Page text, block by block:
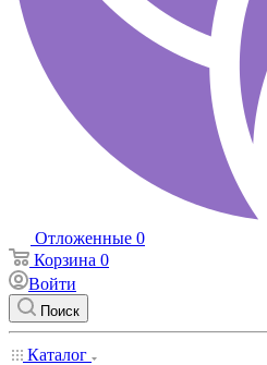
Отложенные 0
Корзина 0
Войти
Поиск
Каталог